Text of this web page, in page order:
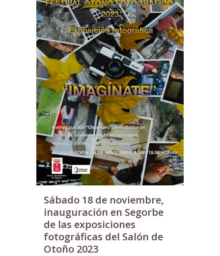
Sábado 18 de noviembre,
inauguración en Segorbe
de las exposiciones
fotográficas del Salón de
Otoño 2023